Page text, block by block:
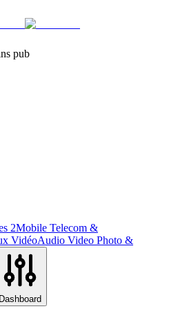
pub
2Mobile Telecom &
VidéoAudio Video Photo &
Dashboard